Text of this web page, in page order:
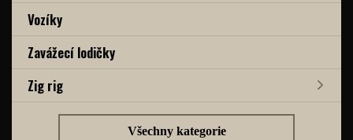
Vozíky
Zavážecí lodičky
Zig rig
Všechny kategorie